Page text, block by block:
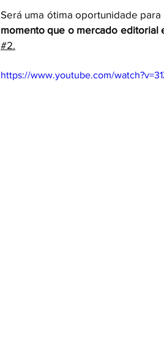
Será uma ótima oportunidade
momento que o mercado editorial
#2.
https://www.youtube.com/